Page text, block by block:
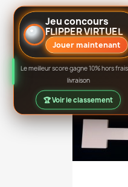
4 autres
Jeu concours
FLIPPER VIRTUEL
Jouer maintenant
Le meilleur score gagne 10% hors
livraison
🏆 Voir le classement